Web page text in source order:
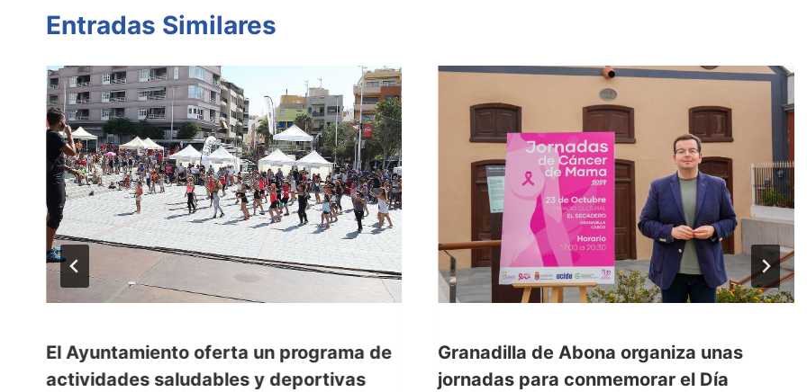
Entradas Similares
El Ayuntamiento oferta un programa de
actividades saludables y deportivas
Granadilla de Abona organiza unas
jornadas para conmemorar el Día